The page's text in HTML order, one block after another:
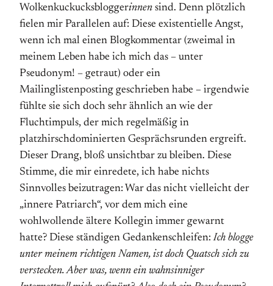
Wolkenkuckucksbloggerinnen sind. Denn plötzlich
fielen mir Parallelen auf: Diese existentielle Angst,
wenn ich mal einen Blogkommentar (zweimal in
meinem Leben habe ich mich das – unter
Pseudonym! – getraut) oder ein
Mailinglistenposting geschrieben habe – irgendwie
fühlte sie sich doch sehr ähnlich an wie der
Fluchtimpuls, der mich regelmäßig in
platzhirschdominierten Gesprächsrunden ergreift.
Dieser Drang, bloß unsichtbar zu bleiben. Diese
Stimme, die mir einredete, ich habe nichts
Sinnvolles beizutragen: War das nicht vielleicht der
„innere Patriarch“, vor dem mich eine
wohlwollende ältere Kollegin immer gewarnt
hatte? Diese ständigen Gedankenschleifen: Ich blogge
unter meinem richtigen Namen, ist doch Quatsch sich zu
verstecken. Aber was, wenn ein wahnsinniger